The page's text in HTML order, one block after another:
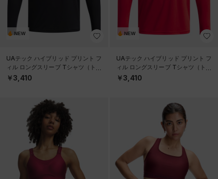
NEW
UAテック ハイブリッド プリント フ
ィル ロングスリーブ Tシャツ（トレ
ーニング/BOYS）
￥3,410
NEW
UAテック ハイブリッド プリント フ
ィル ロングスリーブ Tシャツ（トレ
ーニング/BOYS）
￥3,410